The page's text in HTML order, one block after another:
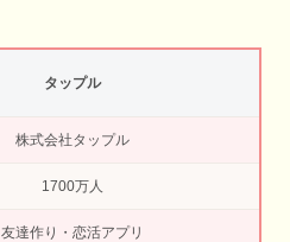
タップル
株式会社タップル
1700万人
友達作り・恋活アプリ